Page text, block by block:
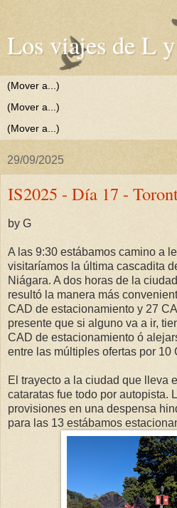
Los viajes de L
29/09/2025
IS2025 - Día 17 -
by G
A las 9:30 estábamos camino a
visitaríamos la última cascadita
Niágara. A dos horas de la
resultó la manera más
CAD de estacionamiento y 27
presente que si alguno va a ir,
CAD de estacionamiento ó
entre las múltiples ofertas por 10
El trayecto a la ciudad que lleva
cataratas fue todo por autopista.
provisiones en una despensa
para las 13 estábamos